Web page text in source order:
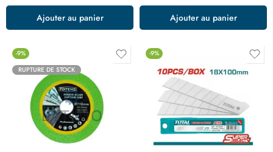
Ajouter au panier Ajouter au panier
-9%
RUPTURE DE STOCK
-9%